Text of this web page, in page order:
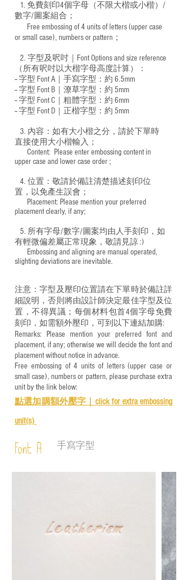
1. 免費刻印4個字母（不限大楷或小楷）/
數字/圖案組合；
Free embossing of 4 units of letters (upper case
or small case), numbers or pattern；
2. 字型及呎吋｜ Font Options and size reference
（所有呎吋以大楷字母高度計算）：
-- 字型 Font A｜手寫字型：約 6.5mm
-- 字型 Font B｜潦草字型： 約 5mm
-- 字型 Font C｜粗體字型：約 6mm
-- 字型 Font D｜正楷字型： 約 5mm
3. 內容：如有大小楷之分，請於下單時
直接使用大小楷輸入；
​ Content: Please enter embossing content in
upper case and lower case order ;
4. 位置：敬請於備註清楚描述刻印位
置，以免產生誤會；
​ Placement: Please mention your preferred
placement clearly, if any;
5. 所有字母/數字/圖案均由人手刻印，如
有輕微偏差屬正常現象，敬請見諒 :)
​ Embossing and aligning are manual operated,
slighting deviations are inevitable.
注意：字型及壓印位置請在下單時於備註詳
細說明，否則將由設計師決定最佳字型及位
置，不得異議；每個材料包首4個字母免費
刻印，如需額外壓印，可到以下連結加購:
Remarks: Please mention your preferred font and
placement, if any; otherwise we will decide the font and
placement without notice in advance.
Free embossing of 4 units of letters (upper case or
small case), numbers or pattern, please purchase extra
unit by the link below:
點選加購額外壓字｜ click for extra embossing
unit(s)
Font A 手寫字型